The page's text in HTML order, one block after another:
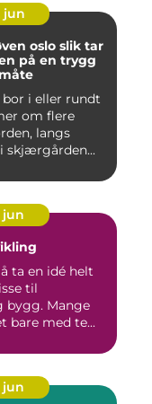
jun
slik tar
på en trygg
i eller rundt
om flere
langs
skjærgården...
jun
ta en idé helt
til
bygg. Mange
bare med te...
jun